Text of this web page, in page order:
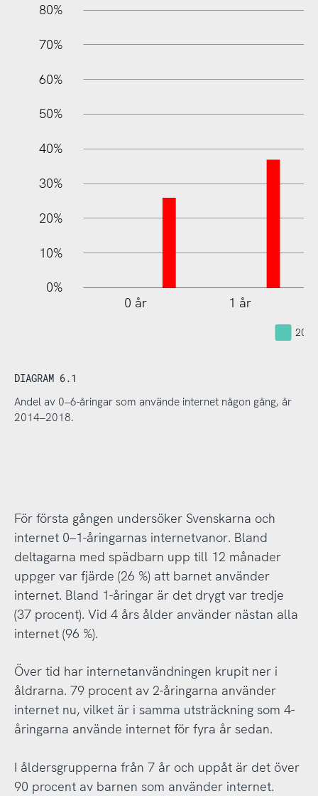
100%
80%
70%
60%
50%
40%
30%
20%
10%
0%
0 år 1 år
2014
DIAGRAM 6.1
Andel av 0–6-åringar som använde internet någon gång, år
2014–2018.
För första gången undersöker Svenskarna och
internet 0–1-åringarnas internetvanor. Bland
deltagarna med spädbarn upp till 12 månader
uppger var fjärde (26 %) att barnet använder
internet. Bland 1-åringar är det drygt var tredje
(37 procent). Vid 4 års ålder använder nästan alla
internet (96 %).
Över tid har internetanvändningen krupit ner i
åldrarna. 79 procent av 2-åringarna använder
internet nu, vilket är i samma utsträckning som 4-
åringarna använde internet för fyra år sedan.
I åldersgrupperna från 7 år och uppåt är det över
90 procent av barnen som använder internet.